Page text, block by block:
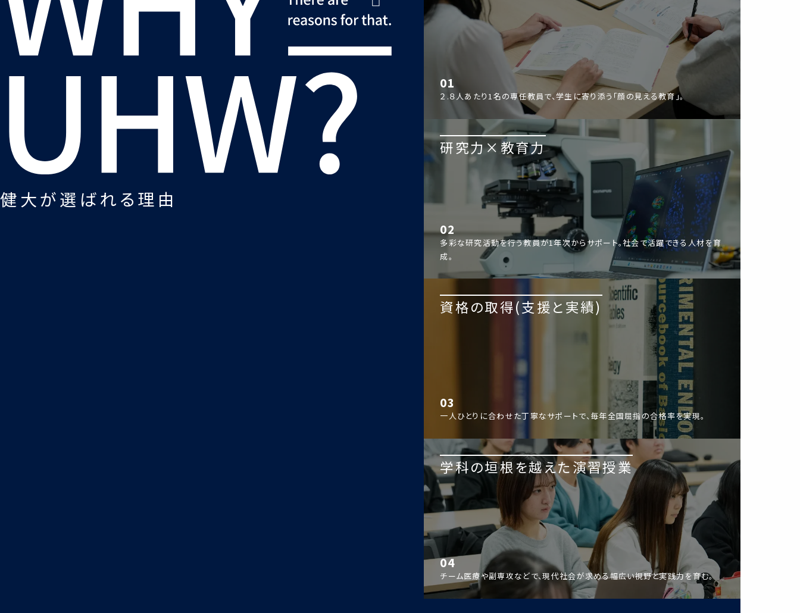
健大が選ばれる理由
01
２.８人あたり1名の専任教員で、学生に寄り添う「顔の見える教育」。
研究力×教育力
02
多彩な研究活動を行う教員が1年次からサポート。社会で活躍できる人材を育
成。
資格の取得(支援と実績)
03
一人ひとりに合わせた丁寧なサポートで、毎年全国屈指の合格率を実現。
学科の垣根を越えた演習授業
04
チーム医療や副専攻などで、現代社会が求める幅広い視野と実践力を育む。